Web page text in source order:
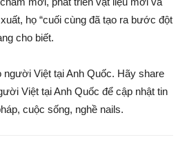
họ “cuối cùng đã tạo ra bước đột
cho biết.
người Việt tại Anh Quốc. Hãy share
Việt tại Anh Quốc để cập nhật tin
cuộc sống, nghề nails.